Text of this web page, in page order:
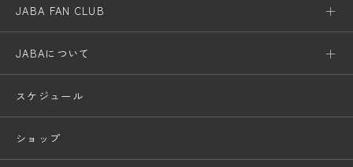
JABA FAN CLUB
JABAについて
スケジュール
ショップ